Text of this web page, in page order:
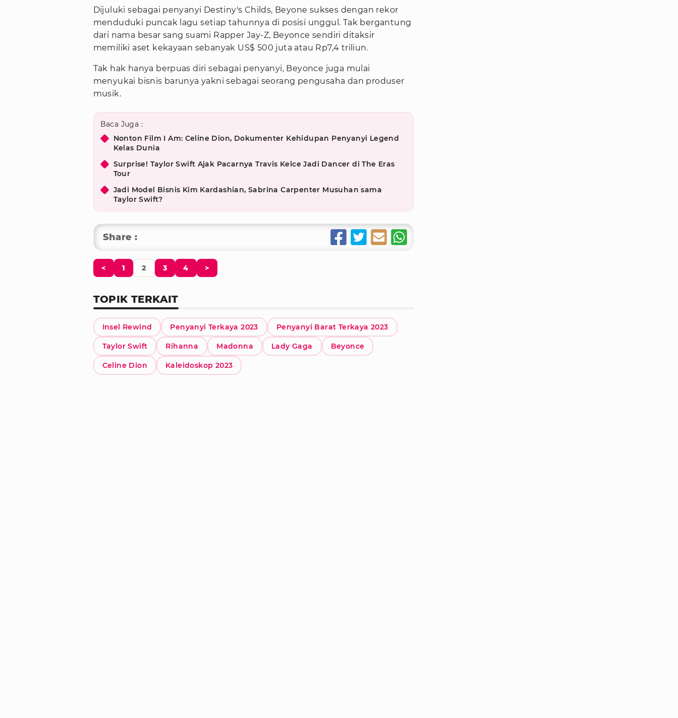
Dijuluki sebagai penyanyi Destiny's Childs, Beyone sukses dengan rekor
menduduki puncak lagu setiap tahunnya di posisi unggul. Tak bergantung
dari nama besar sang suami Rapper Jay-Z, Beyonce sendiri ditaksir
memiliki aset kekayaan sebanyak US$ 500 juta atau Rp7,4 triliun.
Tak hak hanya berpuas diri sebagai penyanyi, Beyonce juga mulai
menyukai bisnis barunya yakni sebagai seorang pengusaha dan produser
musik.
Baca Juga :
Nonton Film I Am: Celine Dion, Dokumenter Kehidupan Penyanyi Legend
Kelas Dunia
Surprise! Taylor Swift Ajak Pacarnya Travis Kelce Jadi Dancer di The Eras
Tour
Jadi Model Bisnis Kim Kardashian, Sabrina Carpenter Musuhan sama
Taylor Swift?
Share :
< 1 2 3 4 >
TOPIK TERKAIT
Insel Rewind Penyanyi Terkaya 2023 Penyanyi Barat Terkaya 2023
Taylor Swift Rihanna Madonna Lady Gaga Beyonce
Celine Dion Kaleidoskop 2023